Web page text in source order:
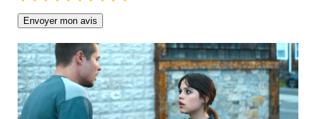
Envoyer mon avis